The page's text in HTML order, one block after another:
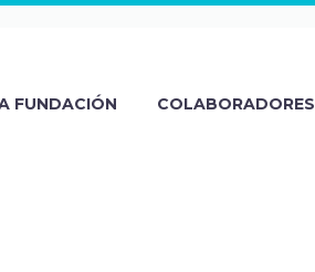
FUNDACIÓN COLABORADORES